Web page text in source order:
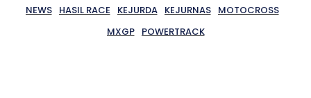
NEWS HASIL RACE KEJURDA KEJURNAS
MOTOCROSS
MXGP
POWERTRACK